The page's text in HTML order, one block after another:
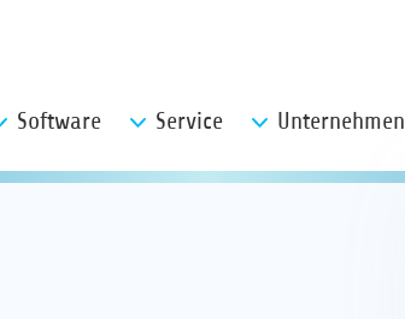
Software Service Unternehmen